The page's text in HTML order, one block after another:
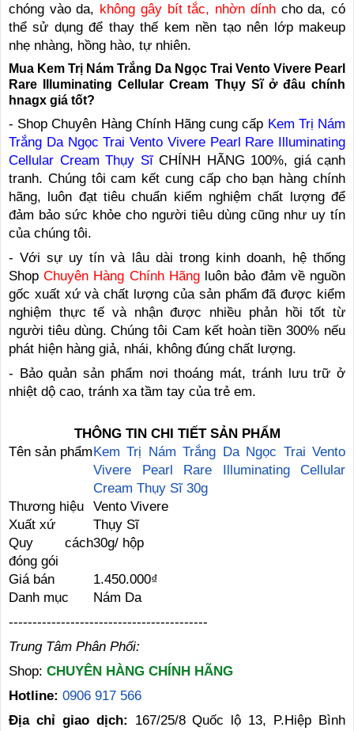
chóng vào da, không gây bít tắc, nhờn dínhcho da, có
thể sử dụng để thay thế kem nền tạo nên lớp makeup
nhẹ nhàng, hồng hào, tự nhiên.
Mua Kem Trị Nám Trắng Da Ngọc Trai Vento Vivere Pearl
Rare Illuminating Cellular Cream Thụy Sĩ ở đâu chính
hnagx giá tốt?
- Shop Chuyên Hàng Chính Hãng cung cấp Kem Trị Nám
Trắng Da Ngọc Trai Vento Vivere Pearl Rare Illuminating
Cellular Cream Thụy SĩCHÍNH HÃNG 100%, giá cạnh
tranh. Chúng tôi cam kết cung cấp cho bạn hàng chính
hãng, luôn đạt tiêu chuẩn kiểm nghiệm chất lượng để
đảm bảo sức khỏe cho người tiêu dùng cũng như uy tín
của chúng tôi.
- Với sự uy tín và lâu dài trong kinh doanh, hệ thống
ShopChuyên Hàng Chính Hãngluôn bảo đảm về nguồn
gốc xuất xứ và chất lượng của sản phẩm đã được kiểm
nghiệm thực tế và nhận được nhiều phản hồi tốt từ
người tiêu dùng. Chúng tôi Cam kết hoàn tiền 300% nếu
phát hiện hàng giả, nhái, không đúng chất lượng.
- Bảo quản sản phẩm nơi thoáng mát, tránh lưu trữ ở
nhiệt dộ cao, tránh xa tầm tay của trẻ em.
THÔNG TIN CHI TIẾT SẢN PHẨM
Tên sản phẩmKem Trị Nám Trắng Da Ngọc Trai Vento
Vivere Pearl Rare Illuminating Cellular
Cream Thụy Sĩ 30g
Thương hiệu
Vento Vivere
Xuất xứ
Thụy Sĩ
Quy cách
đóng gói
30g/ hộp
Giá bán
1.450.000₫
Danh mục
Nám Da
------------------------------------------
Trung Tâm Phân Phối:
Shop: CHUYÊN HÀNG CHÍNH HÃNG
Hotline: 0906 917 566
Địa chỉ giao dịch: 167/25/8 Quốc lộ 13, P.Hiệp Bình